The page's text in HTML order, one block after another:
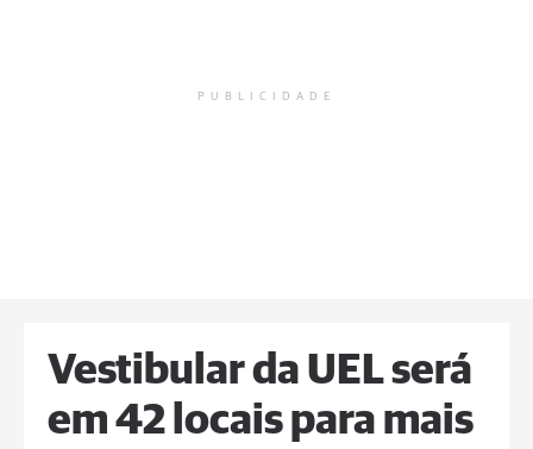
PUBLICIDADE
Vestibular da UEL será
em 42 locais para mais